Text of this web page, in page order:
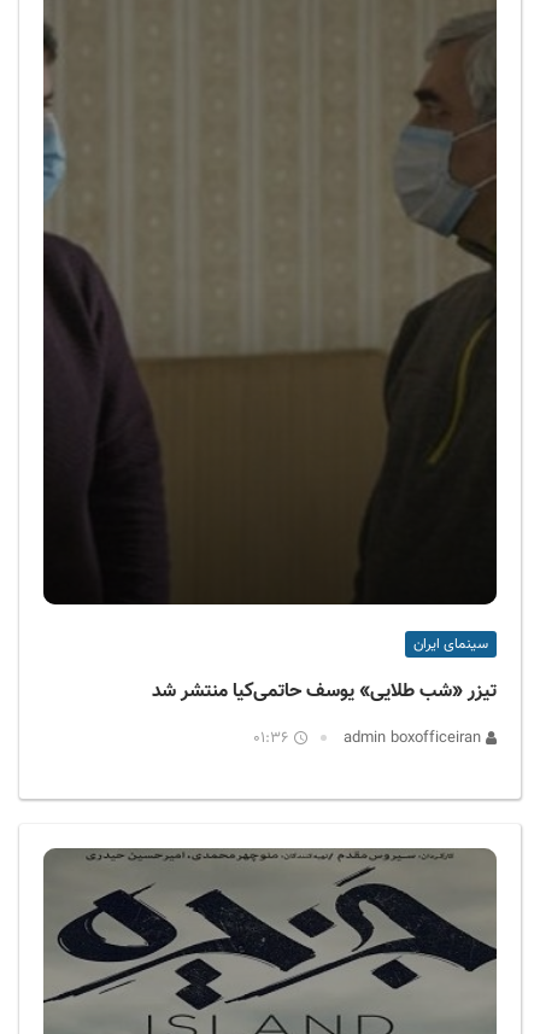
سینمای ایران
تیزر «شب طلایی» یوسف حاتمی‌کیا منتشر شد
01:36